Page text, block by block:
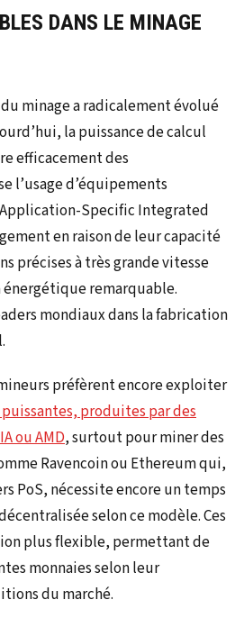
DANS LE MINAGE
minage a radicalement évolué
la puissance de calcul
efficacement des
l’usage d’équipements
Specific Integrated
en raison de leur capacité
précises à très grande vitesse
remarquable.
mondiaux dans la fabrication
préfèrent encore exploiter
produites par des
ou AMD, surtout pour miner des
Ravencoin ou Ethereum qui,
PoS, nécessite encore un temps
selon ce modèle. Ces
plus flexible, permettant de
monnaies selon leur
du marché.